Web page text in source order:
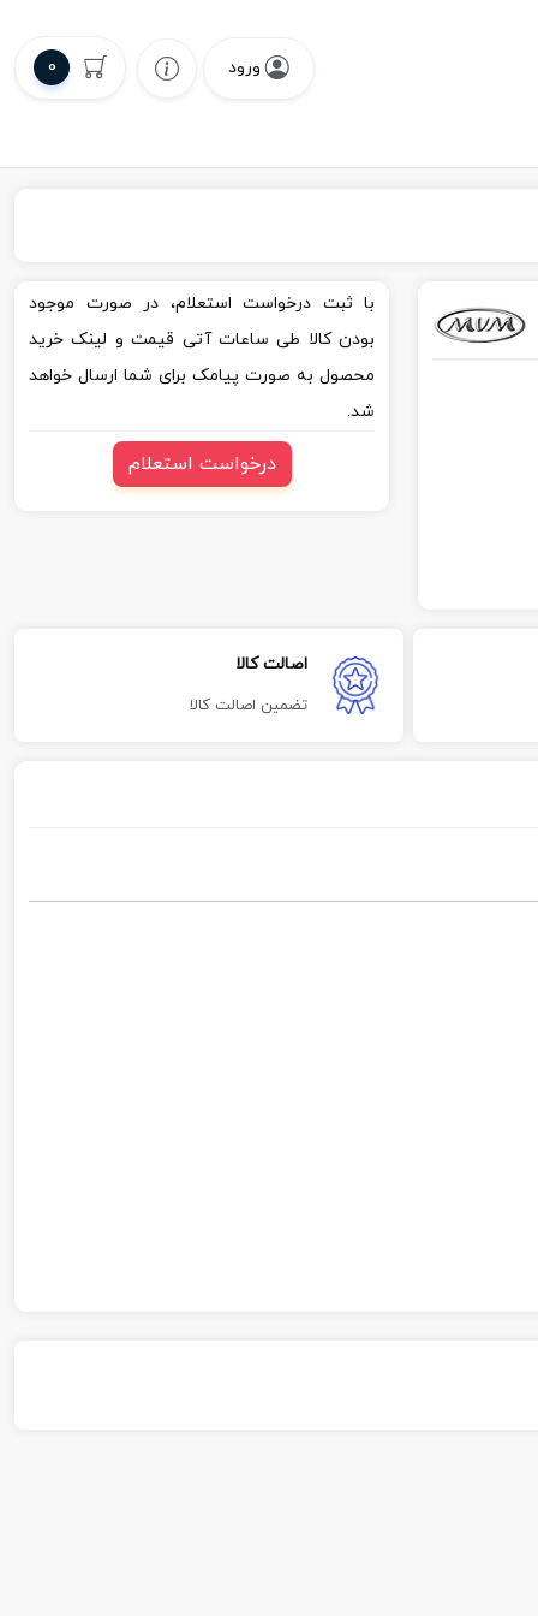
ورود 0
با ثبت درخواست استعلام، در صورت موجود
بودن کالا طی ساعات آتی قیمت و لینک خرید
محصول به صورت پیامک برای شما ارسال خواهد
شد.
درخواست استعلام
اصالت کالا
تضمین اصالت کالا